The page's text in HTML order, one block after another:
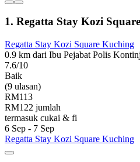
1. Regatta Stay Kozi
Regatta Stay Kozi Square Kuching
0.9 km dari Ibu Pejabat Polis
7.6/10
Baik
(9 ulasan)
RM113
RM122 jumlah
termasuk cukai & fi
6 Sep - 7 Sep
Regatta Stay Kozi Square Kuching